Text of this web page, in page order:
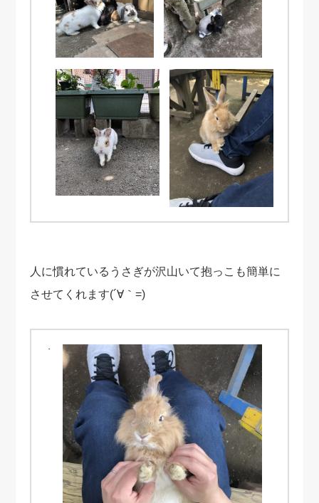
人に慣れているうさぎが沢山いて抱っこも簡単に
させてくれます(´∀｀=)